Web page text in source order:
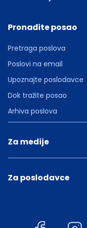
Pronađite posao
Pretraga poslova
Poslovi na email
Upoznajte poslodavce
Dok tražite posao
Arhiva poslova
Za medije
Za poslodavce